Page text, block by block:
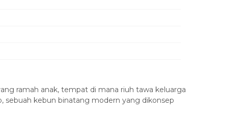
ramah anak, tempat di mana riuh tawa keluarga
sebuah kebun binatang modern yang dikonsep